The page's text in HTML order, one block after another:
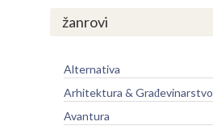
žanrovi
Alternativa
Arhitektura & Građevinarstvo
Avantura